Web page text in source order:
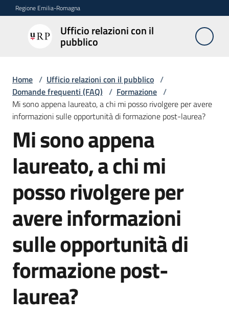
Vai al contenuto
Vai alla navigazione
Vai al footer
Regione Emilia-Romagna
Ufficio relazioni con il
pubblico
Ufficio
relazioni
pubblico
Novità
Servizi
dell'Urp
Accesso
e
trasparenza
Domande
frequenti
(FAQ)
Home / Ufficio relazioni con il pubblico /
Domande frequenti (FAQ) / Formazione /
Mi sono appena laureato, a chi mi posso rivolgere per avere
informazioni sulle opportunità di formazione post-laurea?
Salta al contenuto
Mi sono appena
laureato, a chi mi
posso rivolgere per
avere informazioni
sulle opportunità di
formazione post-
laurea?